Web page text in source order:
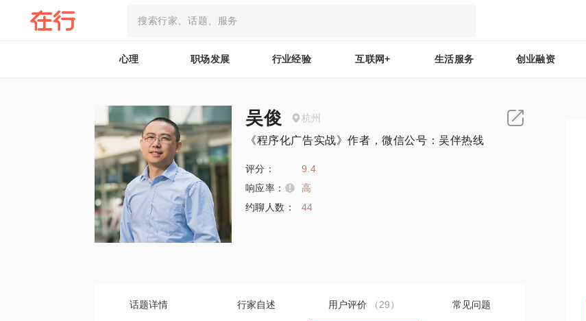
心理 职场发展 行业经验 互联网+ 生活服务 创业融资
吴俊 杭州
《程序化广告实战》作者，微信公号：吴伴热线
评分：
9.4
响应率：
高
约聊人数：
44
话题详情 行家自述 用户评价 （29） 常见问题